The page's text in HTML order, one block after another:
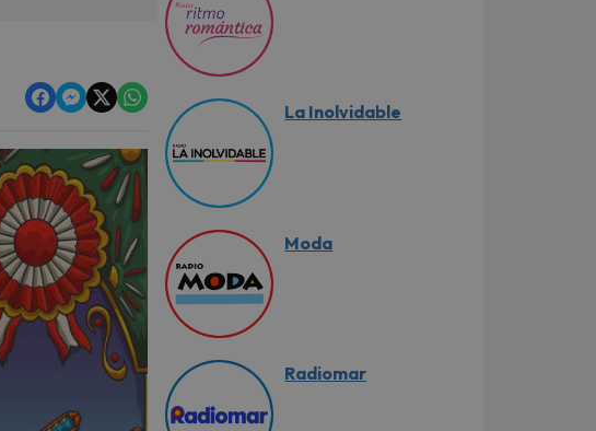
La Inolvidable
Moda
Radiomar